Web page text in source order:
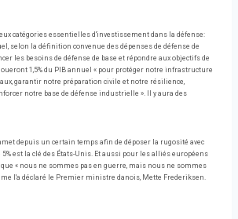
catégories essentielles d'investissement dans la défense:
selon la définition convenue des dépenses de défense de
les besoins de défense de base et répondre aux objectifs de
1,5% du PIB annuel « pour protéger notre infrastructure
garantir notre préparation civile et notre résilience,
notre base de défense industrielle ». Il y aura des
depuis un certain temps afin de déposer la rugosité avec
5% est la clé des États-Unis. Et aussi pour les alliés européens
« nous ne sommes pas en guerre, mais nous ne sommes
l'a déclaré le Premier ministre danois, Mette Frederiksen.